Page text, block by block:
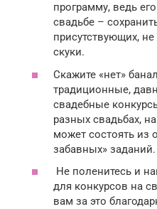
программу, ведь
свадьбе –
присутствующих,
скуки.
Скажите «нет»
традиционные,
свадебные
разных свадьбах,
может состоять из
забавных» заданий.
Не поленитесь и
для конкурсов на
вам за это